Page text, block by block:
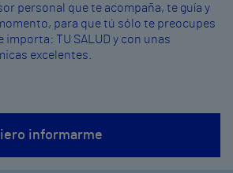
personal que te acompaña, te guía y
para que tú sólo te preocupes
importa: TU SALUD y con unas
excelentes.
informarme